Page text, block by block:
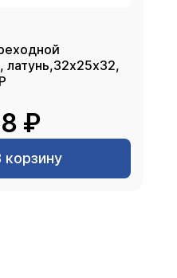
латунь,32х25х32,
₽
корзину